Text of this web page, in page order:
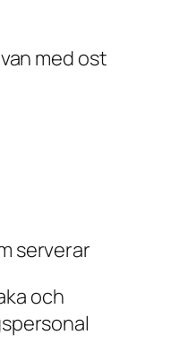
med ost
serverar
och